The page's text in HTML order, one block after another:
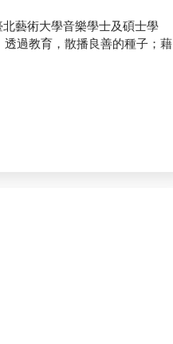
藝術大學音樂學士及碩士學
過教育，散播良善的種子；藉